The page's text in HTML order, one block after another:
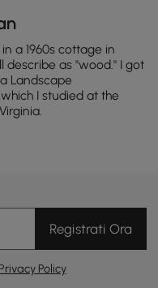
a 1960s cottage in
describe as "wood." I got
Landscape
I studied at the
Registrati Ora
Privacy Policy